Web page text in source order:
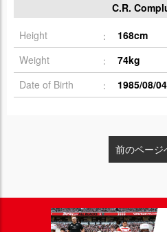
C.R.
Height
168cm
Weight
74kg
Date of Birth
1985/08/04
前のページ